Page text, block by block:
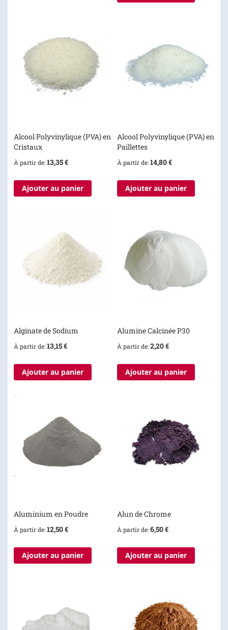
Alcool Polyvinylique (PVA) en
Cristaux
À partir de 13,35 €
Ajouter au panier
Alcool Polyvinylique (PVA) en
Paillettes
À partir de 14,80 €
Ajouter au panier
Alginate de Sodium
À partir de 13,15 €
Ajouter au panier
Alumine Calcinée P30
À partir de 2,20 €
Ajouter au panier
Aluminium en Poudre
À partir de 12,50 €
Ajouter au panier
Alun de Chrome
À partir de 6,50 €
Ajouter au panier